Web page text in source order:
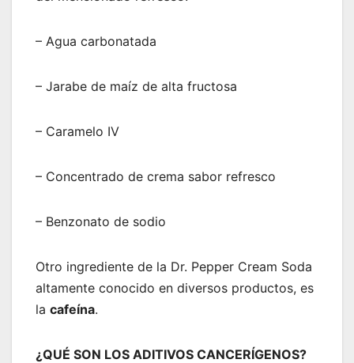
– Agua carbonatada
– Jarabe de maíz de alta fructosa
– Caramelo IV
– Concentrado de crema sabor refresco
– Benzonato de sodio
Otro ingrediente de la Dr. Pepper Cream Soda
altamente conocido en diversos productos, es
la cafeína.
¿QUÉ SON LOS ADITIVOS CANCERÍGENOS?